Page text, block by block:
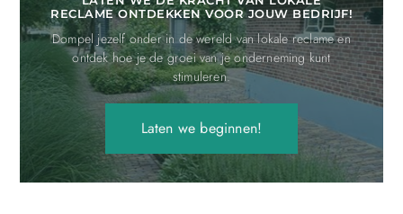
RECLAME ONTDEKKEN VOOR JOUW BEDRIJF!
Dompel jezelf onder in de wereld van lokale reclame en
ontdek hoe je de groei van je onderneming kunt
stimuleren.
Laten we beginnen!